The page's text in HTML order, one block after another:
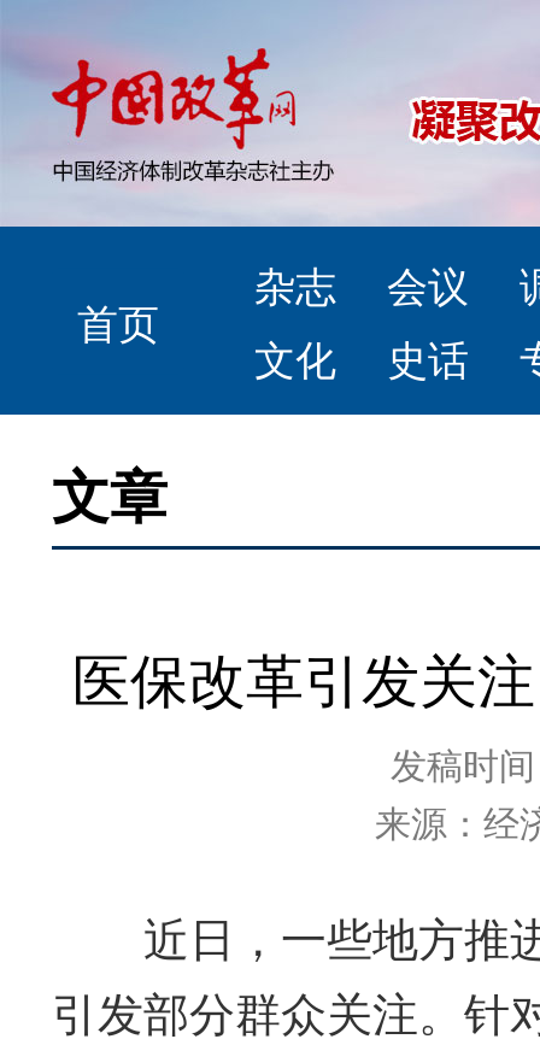
首页
杂志 会议
文化
史话
文章
医保改革引发关
发稿时
来源：经
近日，一些地方推
引发部分群众关注。针